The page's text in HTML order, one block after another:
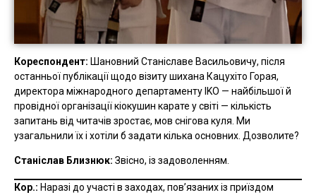
Кореспондент: Шановний Станіславе Васильовичу, після
останньої публікації щодо візиту шихана Кацухіто Горая,
директора міжнародного департаменту IKO — найбільшої й
провідної організації кіокушин карате у світі — кількість
запитань від читачів зростає, мов снігова куля. Ми
узагальнили їх і хотіли б задати кілька основних. Дозволите?
Станіслав Близнюк: Звісно, із задоволенням.
Кор.: Наразі до участі в заходах, пов’язаних із приїздом